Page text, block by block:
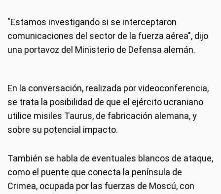
"Estamos investigando si se interceptaron
comunicaciones del sector de la fuerza aérea", dijo
una portavoz del Ministerio de Defensa alemán.
En la conversación, realizada por videoconferencia,
se trata la posibilidad de que el ejército ucraniano
utilice misiles Taurus, de fabricación alemana, y
sobre su potencial impacto.
También se habla de eventuales blancos de ataque,
como el puente que conecta la península de
Crimea, ocupada por las fuerzas de Moscú, con